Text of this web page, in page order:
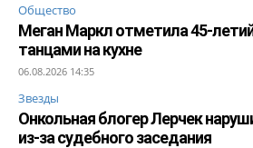
Общество
Меган Маркл отметила 45-
танцами на кухне
06.08.2026 14:35
Звезды
Онкольная блогер Лерчек
из-за судебного заседания